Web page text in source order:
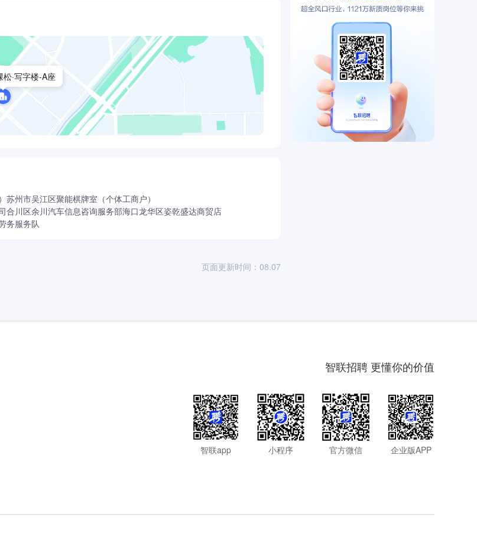
松·写字楼-A座
苏州市吴江区聚能棋牌室（个体工商户）
合川区余川汽车信息咨询服务部海口龙华区姿乾盛达商贸店
务服务队
页面更新时间：08.07
智联招聘 更懂你的价值
智联app 小程序 官方微信 企业版APP